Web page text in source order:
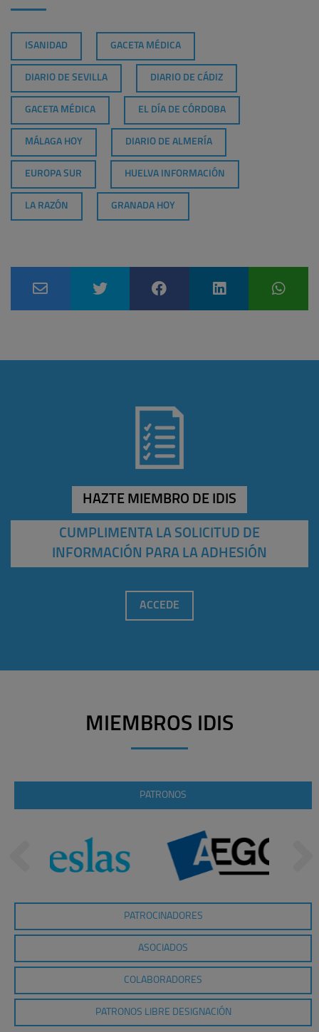
ISANIDAD GACETA MÉDICA
DIARIO DE SEVILLA DIARIO DE CÁDIZ
GACETA MÉDICA EL DÍA DE CÓRDOBA
MÁLAGA HOY DIARIO DE ALMERÍA
EUROPA SUR HUELVA INFORMACIÓN
LA RAZÓN GRANADA HOY
HAZTE MIEMBRO DE IDIS
CUMPLIMENTA LA SOLICITUD DE
INFORMACIÓN PARA LA ADHESIÓN
ACCEDE
MIEMBROS IDIS
PATRONOS
PATROCINADORES
ASOCIADOS
COLABORADORES
PATRONOS LIBRE DESIGNACIÓN